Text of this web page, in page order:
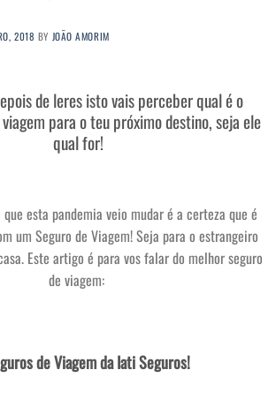
2018 BY JOÃO AMORIM
de leres isto vais perceber qual é o
para o teu próximo destino, seja ele
qual for!
esta pandemia veio mudar é a certeza que é
um Seguro de Viagem! Seja para o estrangeiro
Este artigo é para vos falar do melhor seguro
de viagem:
de Viagem da Iati Seguros!